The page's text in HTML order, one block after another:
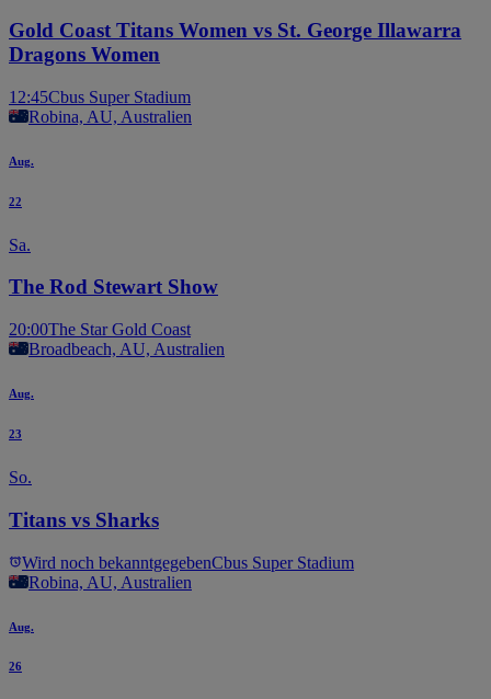
Gold Coast Titans Women vs St. George Illawarra
Dragons Women
12:45Cbus Super Stadium
Robina, AU, Australien
Aug.
22
Sa.
The Rod Stewart Show
20:00The Star Gold Coast
Broadbeach, AU, Australien
Aug.
23
So.
Titans vs Sharks
Wird noch bekanntgegebenCbus Super Stadium
Robina, AU, Australien
Aug.
26